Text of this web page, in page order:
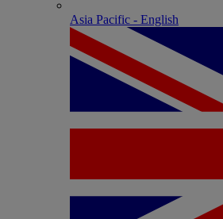
Asia Pacific - English